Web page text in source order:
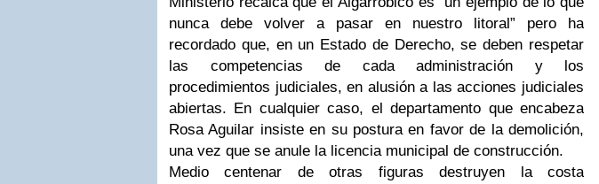
nunca debe volver a pasar en nuestro litoral” pero ha
recordado que, en un Estado de Derecho, se deben respetar
las competencias de cada administración y los
procedimientos judiciales, en alusión a las acciones judiciales
abiertas. En cualquier caso, el departamento que encabeza
Rosa Aguilar insiste en su postura en favor de la demolición,
una vez que se anule la licencia municipal de construcción.
Medio centenar de otras figuras destruyen la costa